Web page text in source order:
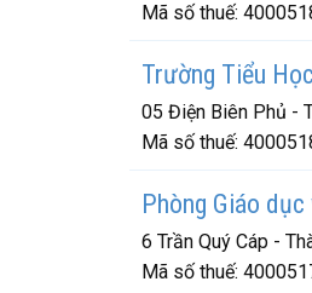
Mã số thuế:
Trường Tiểu
05 Điện Biên Phủ -
Mã số thuế:
Phòng Giáo
6 Trần Quý Cáp -
Mã số thuế: